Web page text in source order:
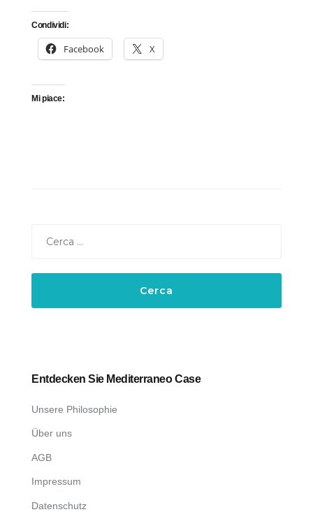
Condividi:
Facebook X
Mi piace:
per:
Entdecken Sie Mediterraneo Case
Unsere Philosophie
Über uns
AGB
Impressum
Datenschutz